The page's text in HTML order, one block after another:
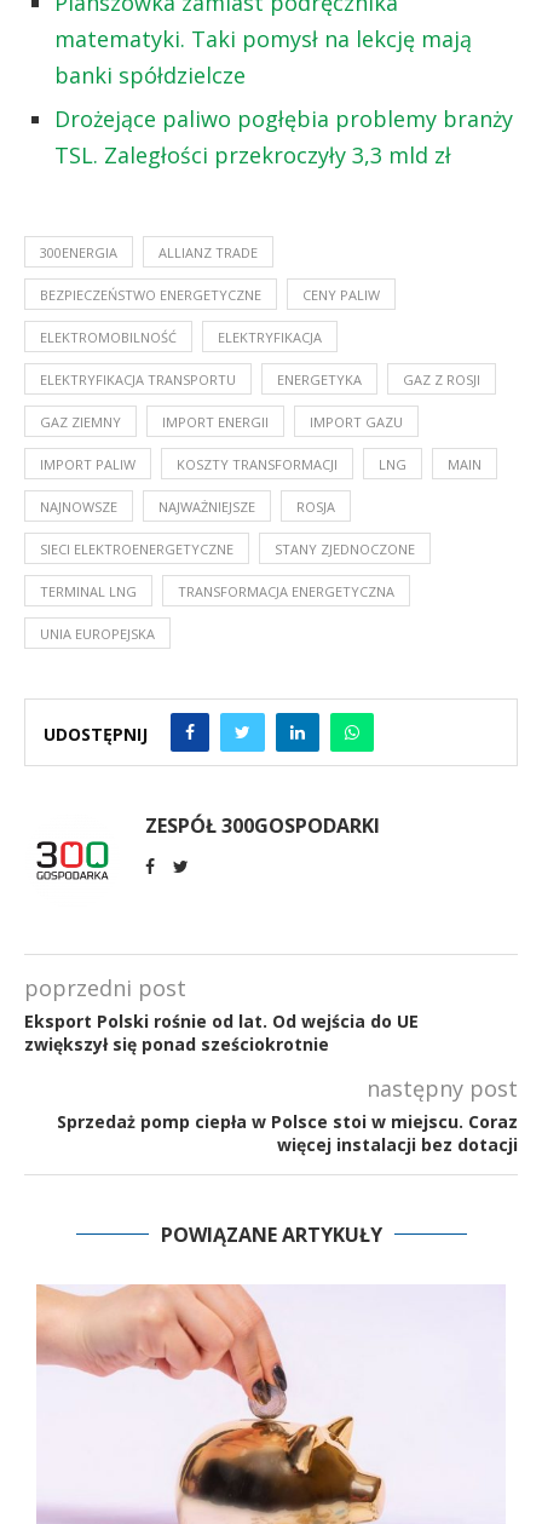
matematyki. Taki pomysł na lekcję mają
banki spółdzielcze
Drożejące paliwo pogłębia problemy branży
TSL. Zaległości przekroczyły 3,3 mld zł
300ENERGIA ALLIANZ TRADE
BEZPIECZEŃSTWO ENERGETYCZNE CENY PALIW
ELEKTROMOBILNOŚĆ ELEKTRYFIKACJA
ELEKTRYFIKACJA TRANSPORTU ENERGETYKA GAZ Z ROSJI
GAZ ZIEMNY IMPORT ENERGII IMPORT GAZU
IMPORT PALIW KOSZTY TRANSFORMACJI LNG MAIN
NAJNOWSZE NAJWAŻNIEJSZE ROSJA
SIECI ELEKTROENERGETYCZNE STANY ZJEDNOCZONE
TERMINAL LNG TRANSFORMACJA ENERGETYCZNA
UNIA EUROPEJSKA
UDOSTĘPNIJ
ZESPÓŁ 300GOSPODARKI
poprzedni post
Eksport Polski rośnie od lat. Od wejścia do UE
zwiększył się ponad sześciokrotnie
następny post
Sprzedaż pomp ciepła w Polsce stoi w miejscu. Coraz
więcej instalacji bez dotacji
POWIĄZANE ARTYKUŁY